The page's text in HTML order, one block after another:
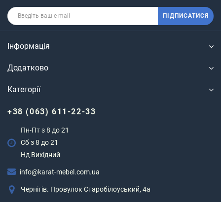
ПІДПИСАТИСЯ
Інформація
Додатково
Категорії
+38 (063) 611-22-33
Пн-Пт з 8 до 21
Сб з 8 до 21
Нд Вихідний
info@karat-mebel.com.ua
Чернігів. Провулок Старобілоуський, 4а